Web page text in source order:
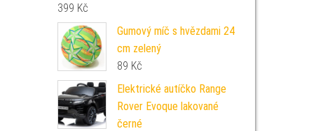
399 Kč
Gumový míč s hvězdami 24
cm zelený
89 Kč
Elektrické autíčko Range
Rover Evoque lakované
černé